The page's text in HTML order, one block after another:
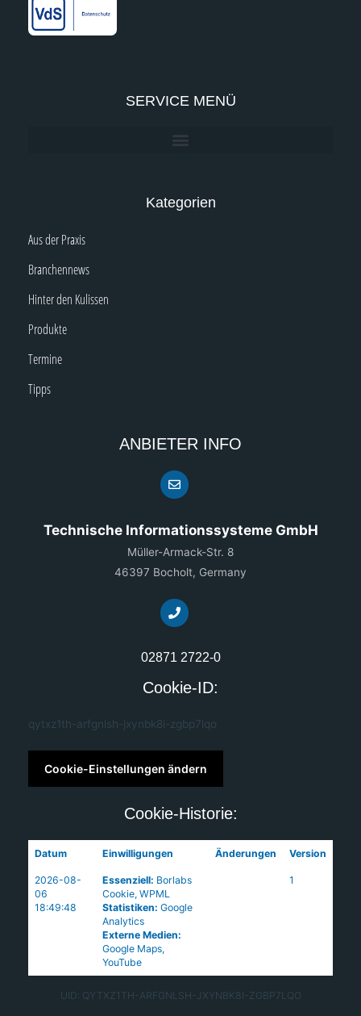
SERVICE MENÜ
Kategorien
Aus der Praxis
Branchennews
Hinter den Kulissen
Produkte
Termine
Tipps
ANBIETER INFO
Technische Informationssysteme GmbH
Müller-Armack-Str. 8
46397 Bocholt, Germany
02871 2722-0
Cookie-ID:
qytxz1th-arfgnlsh-jxynbk8i-zgbp7lqo
Cookie-Einstellungen ändern
Cookie-Historie:
Datum Einwilligungen Änderungen Version
2026-08-
06
18:49:48
Essenziell: Borlabs
Cookie, WPML
Statistiken: Google
Analytics
Externe Medien:
Google Maps,
YouTube
1
UID: QYTXZ1TH-ARFGNLSH-JXYNBK8I-ZGBP7LQO